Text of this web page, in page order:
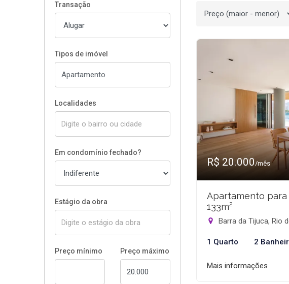
Transação
Tipos de imóvel
Localidades
Em condomínio fechado?
Estágio da obra
Preço mínimo Preço máximo
Ordenar por
R$ 20.000/mês
Apartamento para
133m²
Barra da Tijuca, Rio
1 Quarto 2
Mais informações